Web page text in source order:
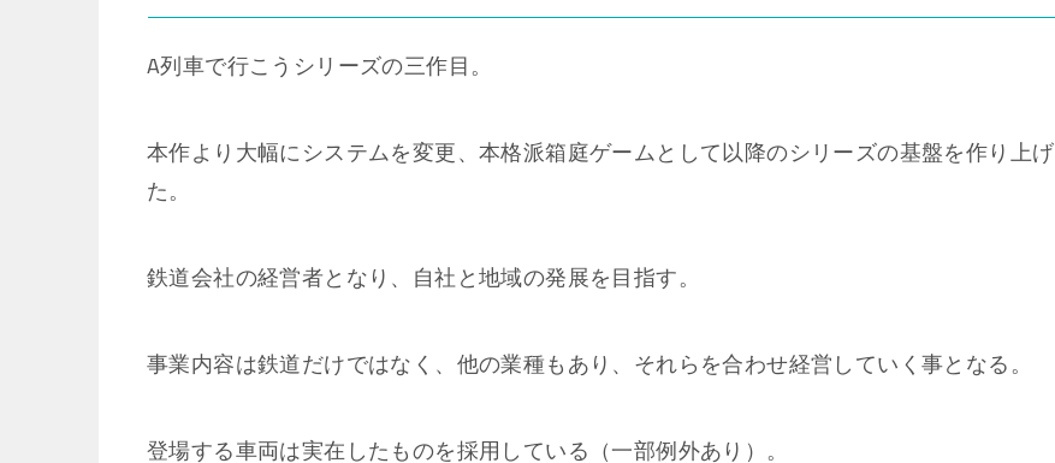
A列車で行こうシリーズの三作目。
本作より大幅にシステムを変更、本格派箱庭ゲームとして以降のシリーズの基盤を作り上げ
た。
鉄道会社の経営者となり、自社と地域の発展を目指す。
事業内容は鉄道だけではなく、他の業種もあり、それらを合わせ経営していく事となる。
登場する車両は実在したものを採用している（一部例外あり）。